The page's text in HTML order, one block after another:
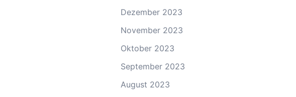
Dezember 2023
November 2023
Oktober 2023
September 2023
August 2023